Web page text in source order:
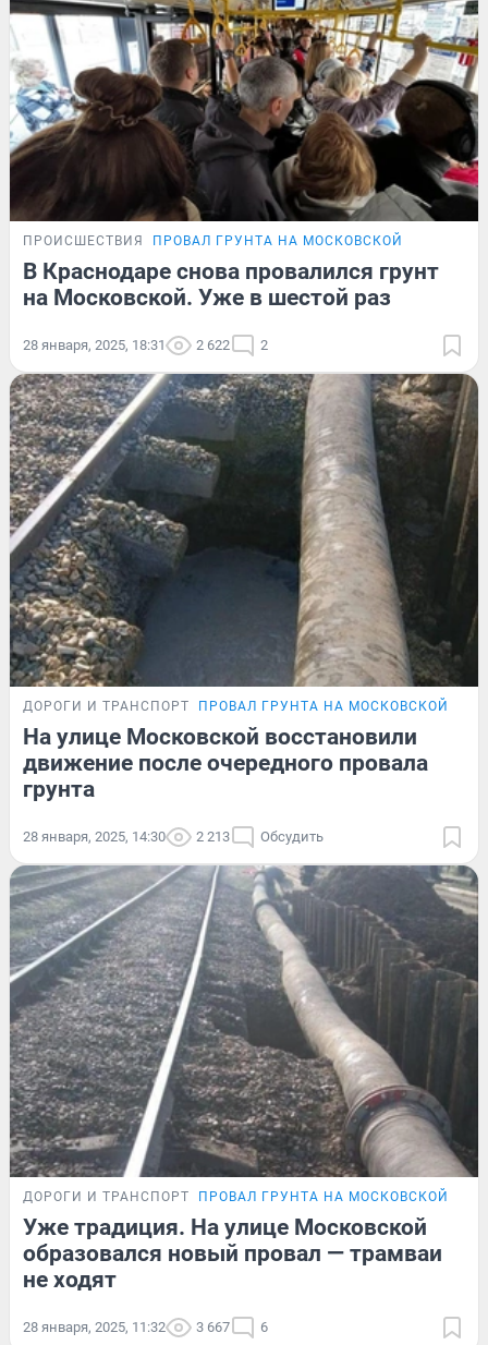
ПРОИСШЕСТВИЯ ПРОВАЛ ГРУНТА НА МОСКОВСКОЙ
В Краснодаре снова провалился грунт
на Московской. Уже в шестой раз
28 января, 2025, 18:31 2 622 2
ДОРОГИ И ТРАНСПОРТ ПРОВАЛ ГРУНТА НА МОСКОВСКОЙ
На улице Московской восстановили
движение после очередного провала
грунта
28 января, 2025, 14:30 2 213 Обсудить
ДОРОГИ И ТРАНСПОРТ ПРОВАЛ ГРУНТА НА МОСКОВСКОЙ
Уже традиция. На улице Московской
образовался новый провал — трамваи
не ходят
28 января, 2025, 11:32 3 667 6